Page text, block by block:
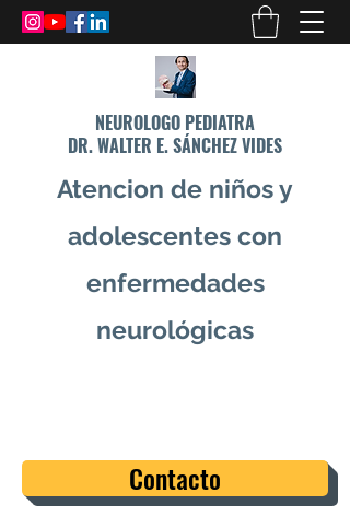
NEUROLOGO PEDIATRA
DR. WALTER E. SÁNCHEZ VIDES
Atencion de niños y
adolescentes con
enfermedades
neurológicas
Contacto